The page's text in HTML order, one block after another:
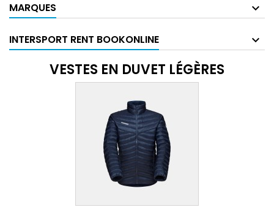
MARQUES
INTERSPORT RENT BOOKONLINE
VESTES EN DUVET LÉGÈRES